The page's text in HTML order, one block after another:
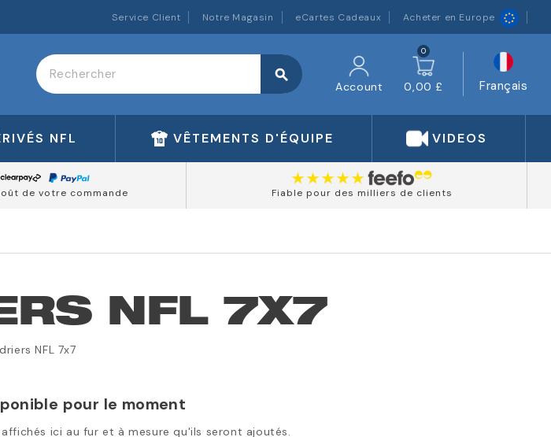
Service Client Notre Magasin eCartes Cadeaux Acheter en Europe
search
Account
0
0,00 £ Français
NFL VÊTEMENTS D'ÉQUIPE VIDEOS
de votre commande Fiable pour des milliers de clients
NFL 7X7
NFL 7x7
pour le moment
ici au fur et à mesure qu'ils seront ajoutés.